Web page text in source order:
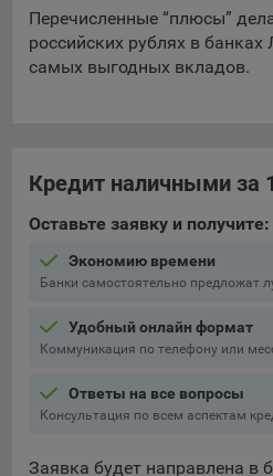
Компании, которым мы поручаем
данной цели:
Яндекса рекламная сеть
предоставляемый компанией
Сохранить мои
Сохранить по
Перечисленные “плюсы”
российских рублях в
самых выгодных вкладов.
Кредит наличными за
Оставьте заявку и получите:
Экономию времени
Банки самостоятельно предложат
Удобный онлайн формат
Коммуникация по телефону или
Ответы на все вопросы
Консультация по всем аспектам
Заявка будет направлена в